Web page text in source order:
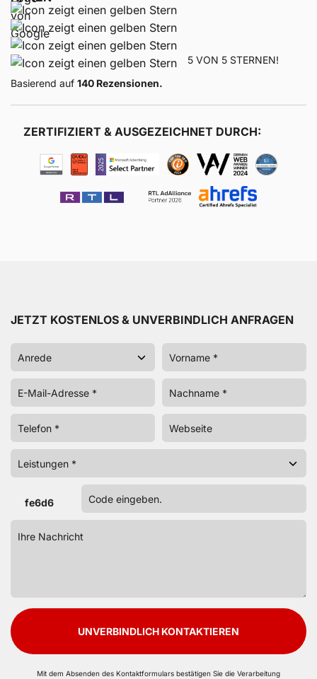
5 VON 5 STERNEN!
Basierend auf 140 Rezensionen.
ZERTIFIZIERT & AUSGEZEICHNET DURCH:
JETZT KOSTENLOS & UNVERBINDLICH ANFRAGEN
fe6d6
UNVERBINDLICH KONTAKTIEREN
Mit dem Absenden des Kontaktformulars bestätigen Sie die Verarbeitung